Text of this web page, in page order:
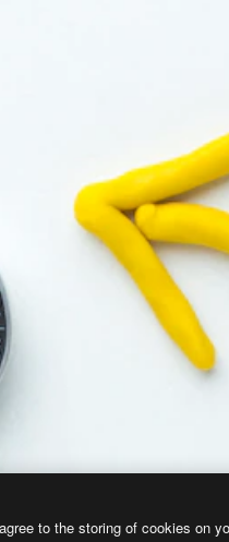
to the storing of cookies on